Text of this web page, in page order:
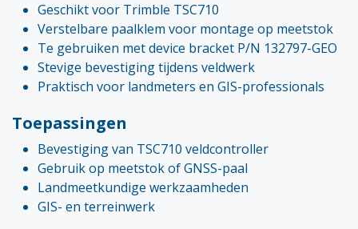
Geschikt voor Trimble TSC710
Verstelbare paalklem voor montage op meetstok
Te gebruiken met device bracket P/N 132797-GEO
Stevige bevestiging tijdens veldwerk
Praktisch voor landmeters en GIS-professionals
Toepassingen
Bevestiging van TSC710 veldcontroller
Gebruik op meetstok of GNSS-paal
Landmeetkundige werkzaamheden
GIS- en terreinwerk